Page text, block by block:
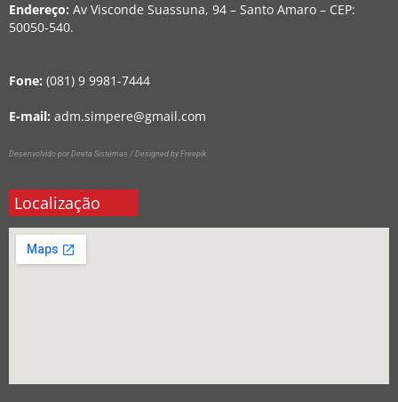
Endereço: Av Visconde Suassuna, 94 – Santo Amaro – CEP:
50050-540.
Fone: (081) 9 9981-7444
E-mail: adm.simpere@gmail.com
Desenvolvido por Direta Sistemas / Designed by Freepik
Localização